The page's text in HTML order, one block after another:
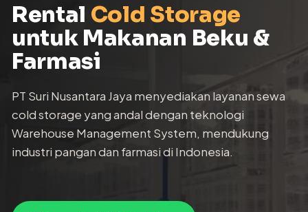
Rental Cold Storage
untuk Makanan Beku &
Farmasi
PT Suri Nusantara Jaya menyediakan layanan sewa
cold storage yang andal dengan teknologi
Warehouse Management System, mendukung
industri pangan dan farmasi di Indonesia.